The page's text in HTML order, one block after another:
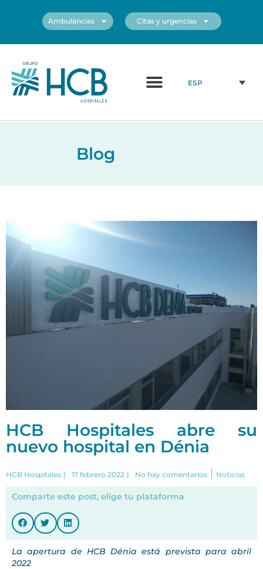
Ambulancias Citas y urgencias
ESP
Blog
HCB Hospitales abre su
nuevo hospital en Dénia
HCB Hospitales | 17 febrero 2022 | No hay comentarios Noticias
Comparte este post, elige tu plataforma
La apertura de HCB Dénia está prevista para abril
2022